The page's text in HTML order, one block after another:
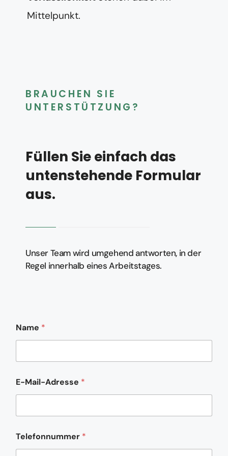
Mittelpunkt.
BRAUCHEN SIE
UNTERSTÜTZUNG?
Füllen Sie einfach das
untenstehende Formular
aus.
Unser Team wird umgehend antworten, in der
Regel innerhalb eines Arbeitstages.
Name *
E-Mail-Adresse *
d
e
Telefonnummer *